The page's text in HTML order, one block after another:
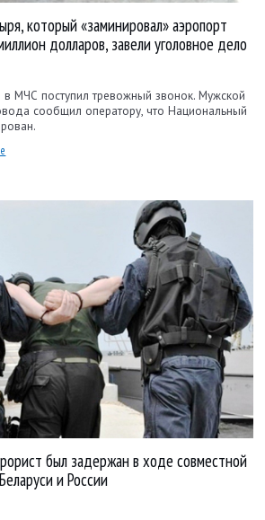
который «заминировал» аэропорт
долларов, завели уголовное дело
в МЧС поступил тревожный звонок. Мужской
сообщил оператору, что Национальный
был задержан в ходе совместной
и России